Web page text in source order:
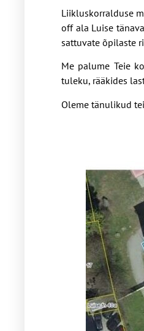
Liikluskorralduse
off ala Luise
sattuvate õpilaste
Me palume Teie
tuleku, rääkides
Oleme tänulikud